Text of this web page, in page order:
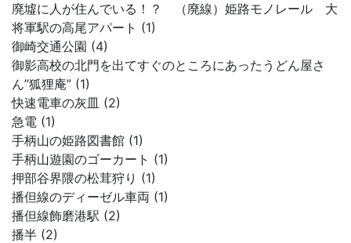
廃墟に人が住んでいる！？ （廃線）姫路モノレール 大
将軍駅の高尾アパート (1)
御崎交通公園 (4)
御影高校の北門を出てすぐのところにあったうどん屋さ
ん”狐狸庵” (1)
快速電車の灰皿 (2)
急電 (1)
手柄山の姫路図書館 (1)
手柄山遊園のゴーカート (1)
押部谷界隈の松茸狩り (1)
播但線のディーゼル車両 (1)
播但線飾磨港駅 (2)
播半 (2)